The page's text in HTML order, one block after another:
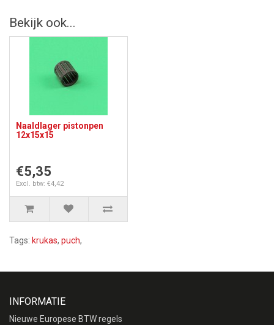
Bekijk ook...
Naaldlager pistonpen
12x15x15
€5,35
Excl. btw: €4,42
Tags: krukas, puch,
INFORMATIE
Nieuwe Europese BTW regels